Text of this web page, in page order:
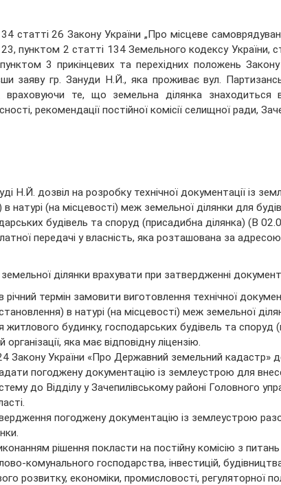
статті 26 Закону України „Про місцеве
пунктом 2 статті 134 Земельного кодексу України,
3 прикінцевих та перехідних положень
заяву гр. Зануди Н.Й., яка проживає вул.
те, що земельна ділянка знаходиться в
рекомендації постійної комісії селищної ради,
Н.Й. дозвіл на розробку технічної документації із
натурі (на місцевості) меж земельної ділянки для
будівель та споруд (присадибна ділянка) (В
передачі у власність, яка розташована за
ділянки врахувати при затвердженні
річний термін замовити виготовлення технічної
в натурі (на місцевості) меж земельної
житлового будинку, господарських будівель та споруд
яка має відповідну ліцензію.
Закону України «Про Державний земельний кадастр»
погоджену документацію із землеустрою для
до Відділу у Зачепилівському районі Головного
погоджену документацію із землеустрою
рішення покласти на постійну комісію з питань
комунального господарства, інвестицій,
розвитку, економіки, промисловості, регуляторної